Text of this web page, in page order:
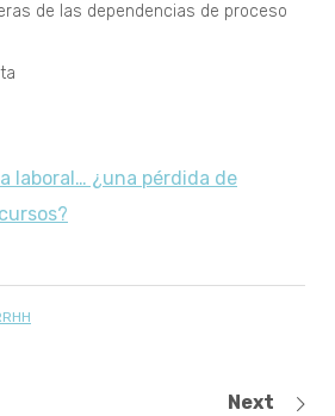
de las dependencias de proceso
laboral… ¿una pérdida de
Next